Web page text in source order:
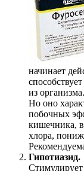
начинает
из организма.
Но оно
побочных
кишечника,
хлора,
Гипотиазид.